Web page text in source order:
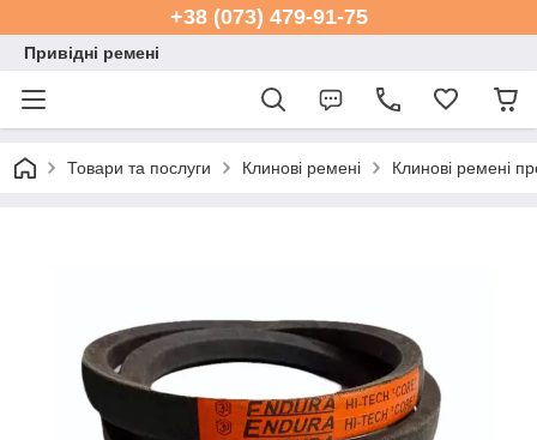
+38 (073) 479-91-75
Привідні ремені
Товари та послуги Клинові ремені Клинові ремені